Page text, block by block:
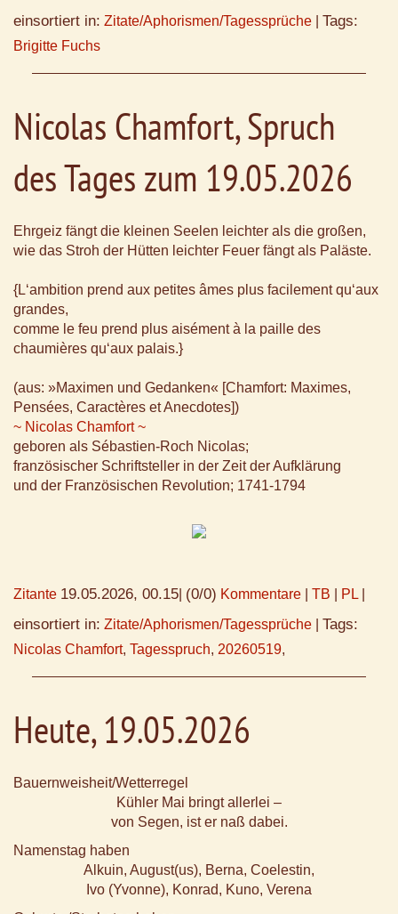
einsortiert in: Zitate/Aphorismen/Tagessprüche Tags:
Brigitte Fuchs
Nicolas Chamfort, Spruch
des Tages zum 19.05.2026
Ehrgeiz fängt die kleinen Seelen leichter als die großen,
wie das Stroh der Hütten leichter Feuer fängt als Paläste.
{L‘ambition prend aux petites âmes plus facilement qu‘aux
grandes,
comme le feu prend plus aisément à la paille des
chaumières qu‘aux palais.}
(aus: »Maximen und Gedanken« [Chamfort: Maximes,
Pensées, Caractères et Anecdotes])
~ Nicolas Chamfort ~
geboren als Sébastien-Roch Nicolas;
französischer Schriftsteller in der Zeit der Aufklärung
und der Französischen Revolution; 1741-1794
Zitante 19.05.2026, 00.15 (0/0) Kommentare TB PL
einsortiert in: Zitate/Aphorismen/Tagessprüche Tags:
Nicolas Chamfort, Tagesspruch, 20260519,
Heute, 19.05.2026
Bauernweisheit/Wetterregel
Kühler Mai bringt allerlei –
von Segen, ist er naß dabei.
Namenstag haben
Alkuin, August(us), Berna, Coelestin,
Ivo (Yvonne), Konrad, Kuno, Verena